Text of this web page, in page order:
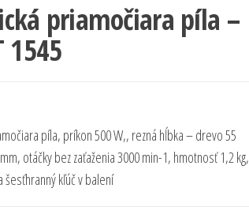
priamočiara píla –
1545
píla, príkon 500 W,, rezná hĺbka – drevo 55
otáčky bez zaťaženia 3000 min-1, hmotnosť 1,2 kg,
šesťhranný kľúč v balení